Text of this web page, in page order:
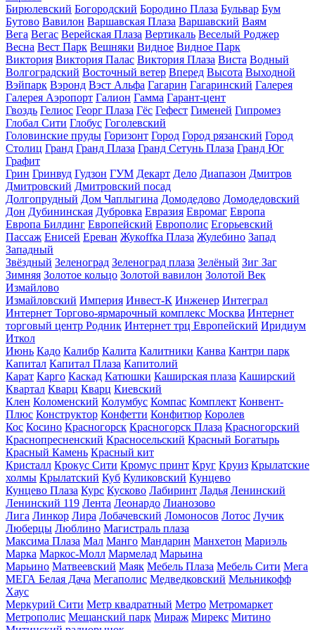
Бирюлевский Богородский Бородино Плаза Бульвар Бум
Бутово Вавилон Варшавская Плаза Варшавский Ваям
Вега Вегас Верейская Плаза Вертикаль Веселый Роджер
Весна Вест Парк Вешняки Видное Видное Парк
Виктория Виктория Палас Виктория Плаза Виста Водный
Волгоградский Восточный ветер Вперед Высота Выходной
Вэйпарк Вэронд Вэст Альфа Гагарин Гагаринский Галерея
Галерея Аэропорт Галион Гамма Гарант-цент
Гвоздь Гелиос Георг Плаза Гёс Гефест Гименей Гипромез
Глобал Сити Глобус Гоголевский
Головинские пруды Горизонт Город Город рязанский Город
Столиц Гранд Гранд Плаза Гранд Сетунь Плаза Гранд Юг
Графит
Грин Гринвуд Гудзон ГУМ Декарт Дело Диапазон Дмитров
Дмитровский Дмитровский посад
Долгопрудный Дом Чаплыгина Домодедово Домодедовский
Дон Дубининская Дубровка Евразия Евромаг Европа
Европа Билдинг Европейский Европолис Егорьевский
Пассаж Енисей Ереван Жукоffка Плаза Жулебино Запад
Западный
Звёздный Зеленоград Зеленоград плаза Зелёный Зиг Заг
Зимняя Золотое кольцо Золотой вавилон Золотой Век
Измайлово
Измайловский Империя Инвест-К Инженер Интеграл
Интернет Торгово-ярмарочный комплекс Москва Интернет
торговый центр Родник Интернет трц Европейский Иридиум
Иткол
Июнь Кадо Калибр Калита Калитники Канва Кантри парк
Капитал Капитал Плаза Капитолий
Карат Карго Каскад Катюшки Каширская плаза Каширский
Квартал Кварц Кварц Киевский
Клен Коломенский Колумбус Компас Комплект Конвент-
Плюс Конструктор Конфетти Конфитюр Королев
Кос Косино Красногорск Красногорск Плаза Красногорский
Краснопресненский Красносельский Красный Богатырь
Красный Камень Красный кит
Кристалл Крокус Сити Кромус принт Круг Круиз Крылатские
холмы Крылатский Куб Куликовский Кунцево
Кунцево Плаза Курс Кусково Лабиринт Ладья Ленинский
Ленинский 119 Лента Леонардо Лианозово
Лига Линкор Лира Лобачевский Ломоносов Лотос Лучик
Люберцы Люблино Магистраль плаза
Максима Плаза Мал Манго Мандарин Манхетон Мариэль
Марка Маркос-Молл Мармелад Марьина
Марьино Матвеевский Маяк Мебель Плаза Мебель Сити Мега
МЕГА Белая Дача Мегаполис Медведковский Мельникофф
Хаус
Меркурий Сити Метр квадратный Метро Метромаркет
Метрополис Мещанский парк Мираж Мирекс Митино